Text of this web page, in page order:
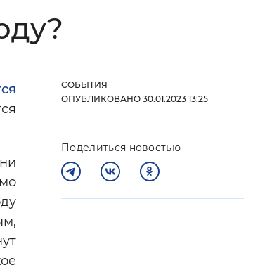
СОБЫТИЯ
ОПУБЛИКОВАНО 30.01.2023 13:25
Поделиться новостью